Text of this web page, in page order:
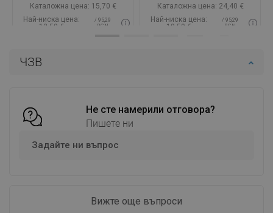
ЧЗВ
Не сте намерили отговора?
Пишете ни
Задайте ни въпрос
Вижте още въпроси
Каталожна цена: 15,70 €
Най-ниска цена:
12,59 €
/ 95,29
BGN
Добави в количката
Каталожна цена: 24,40 €
Най-ниска цена:
19,59 €
/ 95,29
BGN
Добави в количката